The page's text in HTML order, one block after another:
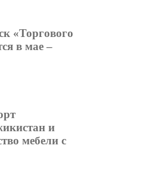
«Торгового
в мае –
и
мебели с